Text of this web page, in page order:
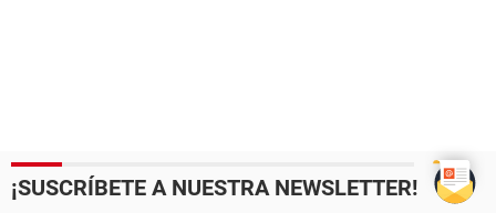
¡SUSCRÍBETE A NUESTRA NEWSLETTER!